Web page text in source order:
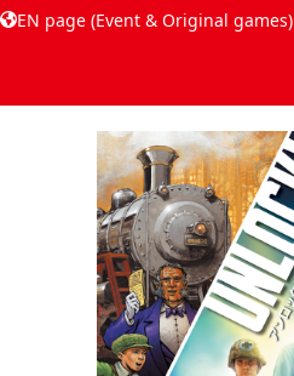
EN page (Event & Original games)